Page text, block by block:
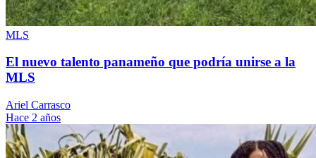
MLS
El nuevo talento panameño que podría unirse a la
MLS
Ariel Carrasco
Hace 2 años